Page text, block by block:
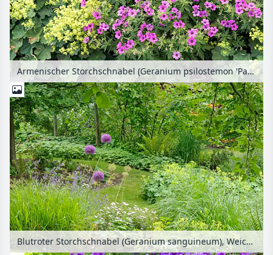
Armenischer Storchschnabel (Geranium psilostemon 'Patricia') und Weicher Frauenmantel (Alchemilla mollis)
Blutroter Storchschnabel (Geranium sanguineum), Weicher Frauenmantel (Alchemilla mollis) und Lauch (Allium aflatunense)